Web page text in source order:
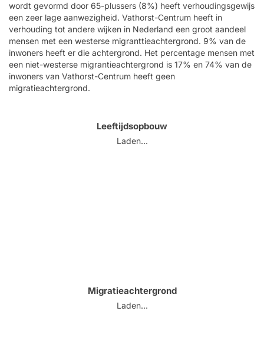
wordt gevormd door 65-plussers (8%) heeft verhoudingsgewijs
een zeer lage aanwezigheid. Vathorst-Centrum heeft in
verhouding tot andere wijken in Nederland een groot aandeel
mensen met een westerse migranttieachtergrond. 9% van de
inwoners heeft er die achtergrond. Het percentage mensen met
een niet-westerse migrantieachtergrond is 17% en 74% van de
inwoners van Vathorst-Centrum heeft geen
migratieachtergrond.
Leeftijdsopbouw
Laden...
Migratieachtergrond
Laden...